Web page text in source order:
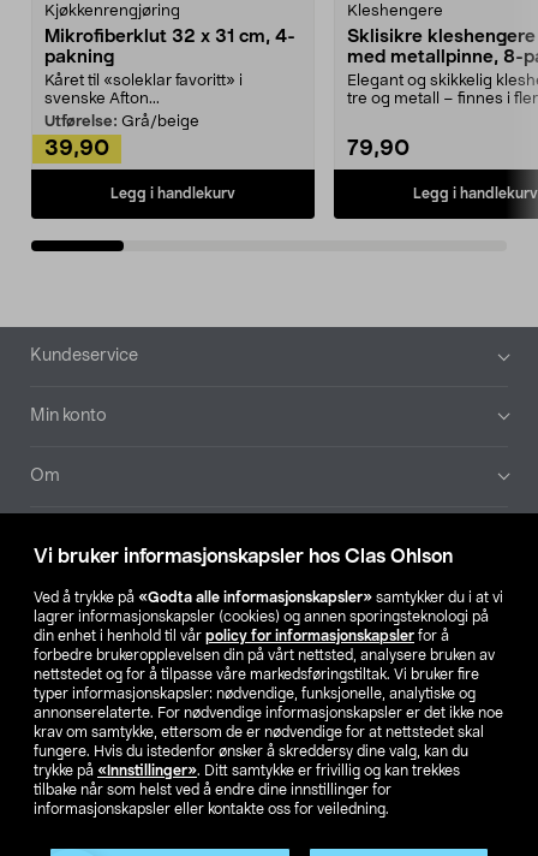
Vi bruker informasjonskapsler hos Clas Ohlson
Ved å trykke på «Godta alle informasjonskapsler» samtykker du i at vi
lagrer informasjonskapsler (cookies) og annen sporingsteknologi på
din enhet i henhold til vår policy for informasjonskapsler for å
forbedre brukeropplevelsen din på vårt nettsted, analysere bruken av
nettstedet og for å tilpasse våre markedsføringstiltak. Vi bruker fire
typer informasjonskapsler: nødvendige, funksjonelle, analytiske og
annonserelaterte. For nødvendige informasjonskapsler er det ikke noe
krav om samtykke, ettersom de er nødvendige for at nettstedet skal
fungere. Hvis du istedenfor ønsker å skreddersy dine valg, kan du
trykke på «Innstillinger». Ditt samtykke er frivillig og kan trekkes
tilbake når som helst ved å endre dine innstillinger for
informasjonskapsler eller kontakte oss for veiledning.
Kjøkkenrengjøring
Mikrofiberklut 32 x 31 cm, 4-
pakning
Kåret til «soleklar favoritt» i
svenske Afton...
Utførelse: Grå/beige
39,90
Legg i handlekurv
Kleshengere
Sklisikre
med metallpinne, 8-
Elegant og skikkelig
tre og metall – finnes i
79,90
Legg i handlekurv
Bunntekst
Kundeservice
Min konto
Om
Våre selskaper
Finn din butikk
SE NO FI